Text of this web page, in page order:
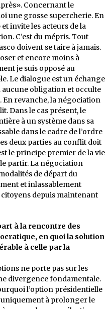
Concernant le
une grosse supercherie. En
invite les acteurs de la
C’est du mépris. Tout
doivent se taire à jamais.
et encore moins à
je suis opposé au
Le dialogue est un échange
aucune obligation et occulte
En revanche, la négociation
Dans le cas présent, le
à un système dans sa
dans le cadre de l’ordre
deux parties au conflit doit
le principe premier de la vie
partir. La négociation
de départ du
et inlassablement
depuis maintenant
à la rencontre des
en quoi la solution
à celle par la
ne porte pas sur les
divergence fondamentale.
l’option présidentielle
uniquement à prolonger le